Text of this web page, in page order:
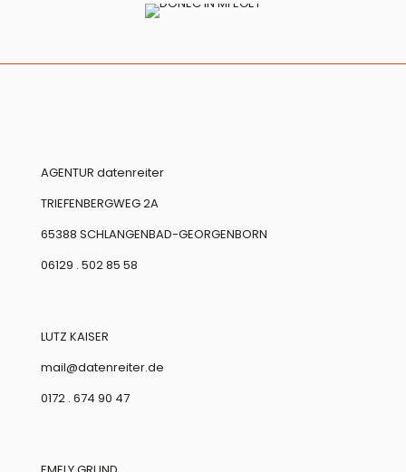
AGENTUR datenreiter
TRIEFENBERGWEG 2A
65388 SCHLANGENBAD-GEORGENBORN
06129 . 502 85 58
LUTZ KAISER
mail@datenreiter.de
0172 . 674 90 47